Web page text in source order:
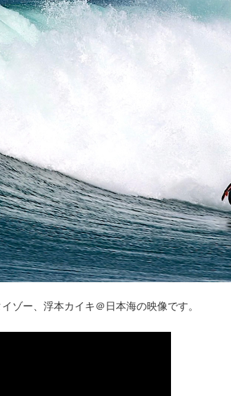
ゾー、浮本カイキ＠日本海の映像です。